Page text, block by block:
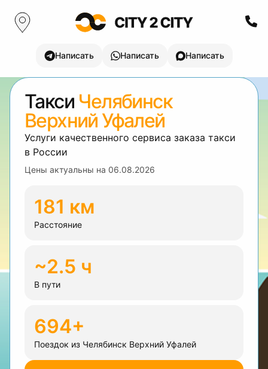
Написать Написать Написать
Такси Челябинск
Верхний Уфалей
Услуги качественного сервиса заказа такси
в России
Цены актуальны на 06.08.2026
181 км
Расстояние
~2.5 ч
В пути
694+
Поездок из Челябинск Верхний Уфалей